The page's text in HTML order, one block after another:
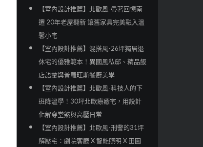
【室內設計推薦】北歐風-帶著回憶南
遷 20年老屋翻新 讓舊家具完美融入溫
馨小宅
【室內設計推薦】混搭風-26坪獨居退
休宅的優雅範本！異國風私邸、精品飯
店語彙與普羅旺斯餐廚美學
【室內設計推薦】北歐風-科技人的下
班降溫學！30坪北歐療癒宅，用設計
化解穿堂煞與高壓日常
【室內設計推薦】北歐風-刑警的31坪
解壓宅：劇院客廳 X 智能照明 X 田園